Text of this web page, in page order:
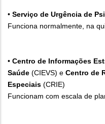
• Serviço de Urgência de
Funciona normalmente, na
• Centro de Informações
Saúde (CIEVS) e Centro de
Especiais (CRIE)
Funcionam com escala de